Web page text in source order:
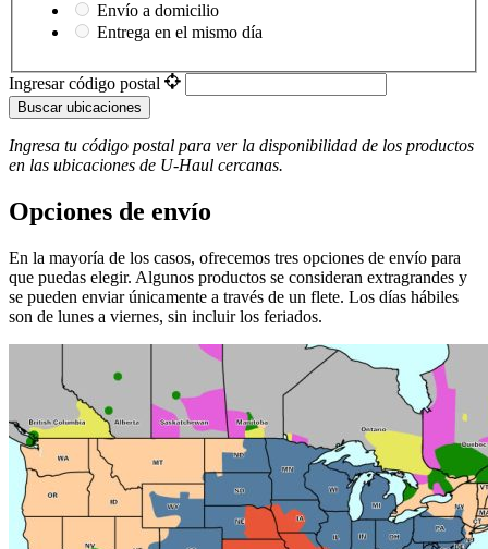
Envío a domicilio
Entrega en el mismo día
Ingresar código postal
Buscar ubicaciones
Ingresa tu código postal para ver la disponibilidad de los productos
en las ubicaciones de U-Haul ​​​​​​​ cercanas.
Opciones de envío
En la mayoría de los casos, ofrecemos tres opciones de envío para
que puedas elegir. Algunos productos se consideran extragrandes y
se pueden enviar únicamente a través de un flete. Los días hábiles
son de lunes a viernes, sin incluir los feriados.